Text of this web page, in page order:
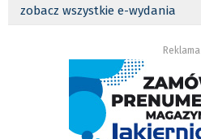
zobacz wszystkie e-wydania
Reklama